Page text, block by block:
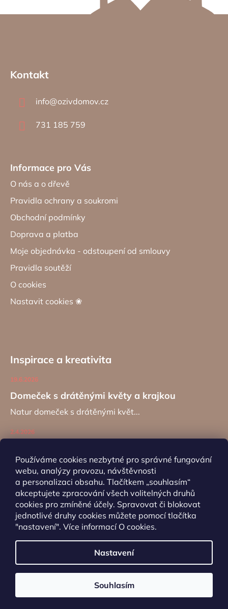
Používáme cookies nezbytné pro správné fungování
webu, analýzy provozu, návštěvnosti
a personalizaci obsahu. Tlačítkem „souhlasím“
akceptujete zpracování všech volitelných druhů
cookies pro zmíněné účely. Spravovat či blokovat
jednotlivé druhy cookies můžete pomocí tlačítka
"nastavení". Více informací O cookies.
Nastavení
Souhlasím
Kontakt
info@ozivdomov.cz
731 185 759
Informace pro Vás
O nás a o dřevě
Pravidla ochrany a soukromi
Obchodní podmínky
Doprava a platba
Moje objednávka - odstoupení od smlouvy
Pravidla soutěží
O cookies
Nastavit cookies ❀
Inspirace a kreativita
Domeček s drátěnými květy a krajkou
19.6.2026
Natur domeček s drátěnými květ...
2.4.2026
Návod na výrobu záložky do kní...
ARCHIV
Vytvořil Shoptet
Oživ domov